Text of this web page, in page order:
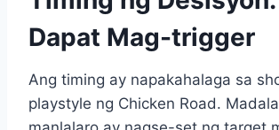
Dapat Mag-trigger
Ang timing ay napakahalaga sa
playstyle ng Chicken Road.